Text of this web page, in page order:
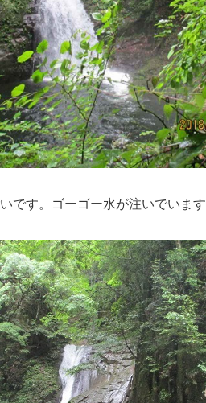
です。ゴーゴー水が注いでいます